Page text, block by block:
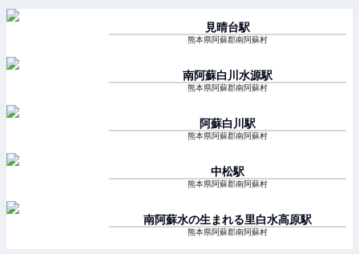
見晴台駅
熊本県阿蘇郡南阿蘇村
南阿蘇白川水源駅
熊本県阿蘇郡南阿蘇村
阿蘇白川 駅
熊本県阿蘇郡南阿蘇村
中松駅
熊本県阿蘇郡南阿蘇村
南阿蘇水の生まれる里白水高原駅
熊本県阿蘇郡南阿蘇村